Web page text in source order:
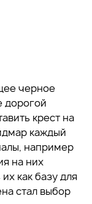
черное
дорогой
крест на
каждый
например
на них
как базу для
стал выбор